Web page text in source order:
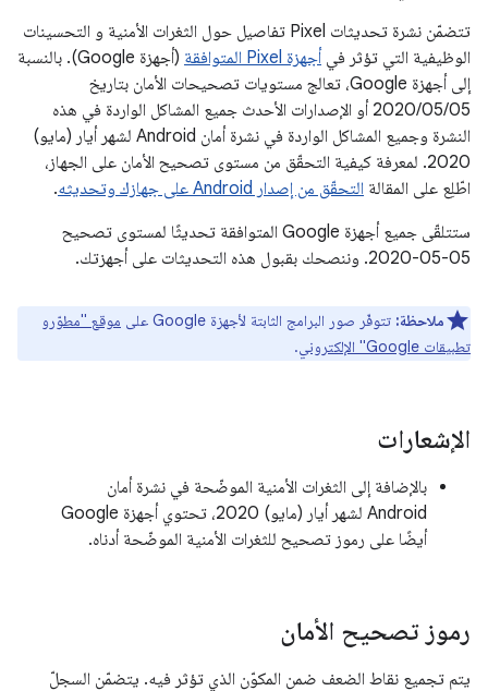
تتضمّن نشرة تحديثات Pixel تفاصيل حول الثغرات الأمنية و التحسينات
الوظيفية التي تؤثر في أجهزة Pixel المتوافقة
(أجهزة Google). بالنسبة
إلى أجهزة Google، تعالج مستويات تصحيحات الأمان بتاريخ
05‏/05‏/2020 أو الإصدارات الأحدث جميع المشاكل الواردة في هذه
النشرة وجميع المشاكل الواردة في نشرة أمان Android لشهر أيار (مايو)
2020. لمعرفة كيفية التحقّق من مستوى تصحيح الأمان على الجهاز،
اطّلِع على المقالة التحقّق من إصدار Android على جهازك وتحديثه
.
ستتلقّى جميع أجهزة Google المتوافقة تحديثًا لمستوى تصحيح
‎2020-05-05. وننصحك بقبول هذه التحديثات على أجهزتك.
ملاحظة: تتوفّر صور البرامج الثابتة لأجهزة Google على
موقع "مطوّرو
تطبيقات Google" الإلكتروني
.
الإشعارات
بالإضافة إلى الثغرات الأمنية الموضّحة في نشرة أمان
Android لشهر أيار (مايو) 2020، تحتوي أجهزة Google
أيضًا على رموز تصحيح للثغرات الأمنية الموضّحة أدناه.
رموز تصحيح الأمان
يتم تجميع نقاط الضعف ضمن المكوّن الذي تؤثر فيه. يتضمّن السجلّ